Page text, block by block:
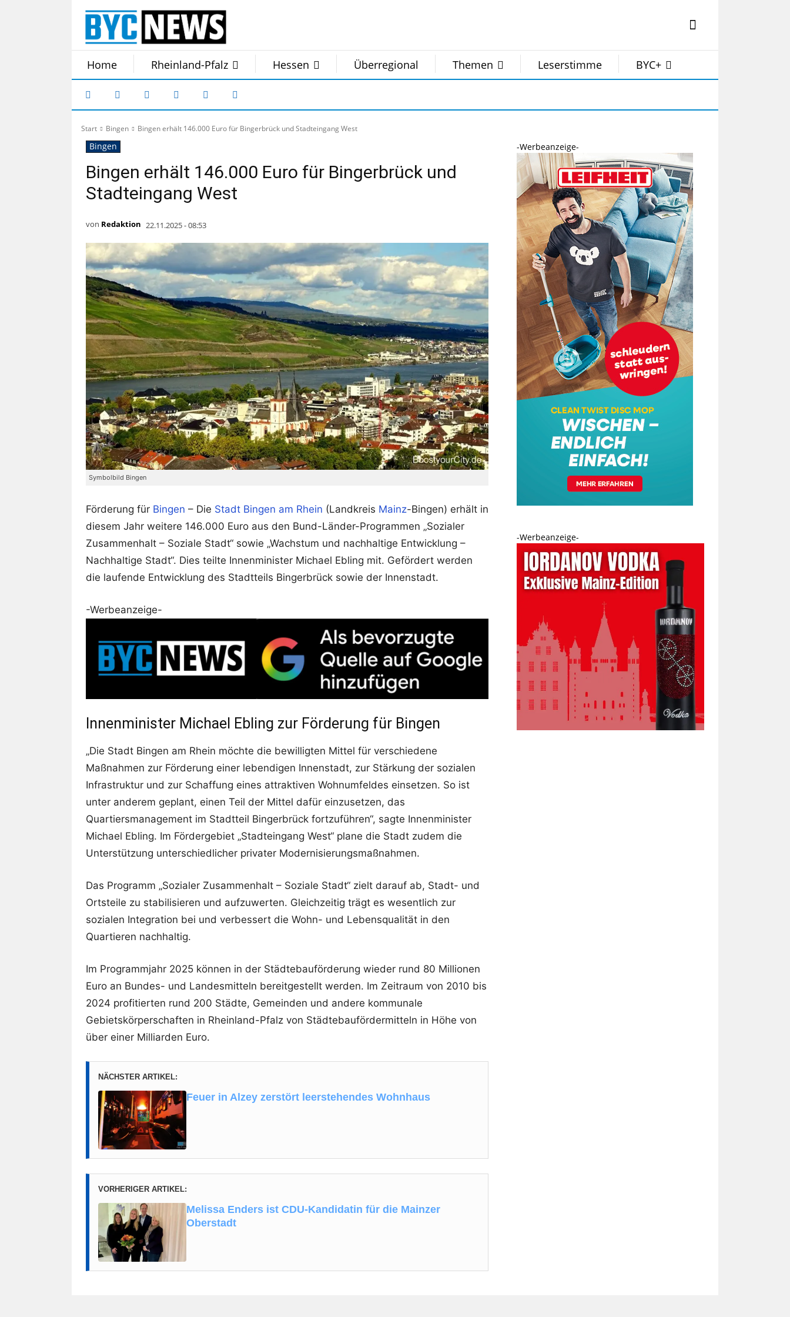
Home Rheinland-Pfalz Hessen Überregional Themen Leserstimme BYC+
Start Bingen Bingen erhält 146.000 Euro für Bingerbrück und Stadteingang West
Bingen
Bingen erhält 146.000 Euro für Bingerbrück und
Stadteingang West
von Redaktion 22.11.2025 - 08:53
Symbolbild Bingen
Förderung für Bingen – Die Stadt Bingen am Rhein (Landkreis Mainz-Bingen) erhält in
diesem Jahr weitere 146.000 Euro aus den Bund-Länder-Programmen „Sozialer
Zusammenhalt – Soziale Stadt“ sowie „Wachstum und nachhaltige Entwicklung –
Nachhaltige Stadt“. Dies teilte Innenminister Michael Ebling mit. Gefördert werden
die laufende Entwicklung des Stadtteils Bingerbrück sowie der Innenstadt.
-Werbeanzeige-
Innenminister Michael Ebling zur Förderung für Bingen
„Die Stadt Bingen am Rhein möchte die bewilligten Mittel für verschiedene
Maßnahmen zur Förderung einer lebendigen Innenstadt, zur Stärkung der sozialen
Infrastruktur und zur Schaffung eines attraktiven Wohnumfeldes einsetzen. So ist
unter anderem geplant, einen Teil der Mittel dafür einzusetzen, das
Quartiersmanagement im Stadtteil Bingerbrück fortzuführen“, sagte Innenminister
Michael Ebling. Im Fördergebiet „Stadteingang West“ plane die Stadt zudem die
Unterstützung unterschiedlicher privater Modernisierungsmaßnahmen.
Das Programm „Sozialer Zusammenhalt – Soziale Stadt“ zielt darauf ab, Stadt- und
Ortsteile zu stabilisieren und aufzuwerten. Gleichzeitig trägt es wesentlich zur
sozialen Integration bei und verbessert die Wohn- und Lebensqualität in den
Quartieren nachhaltig.
Im Programmjahr 2025 können in der Städtebauförderung wieder rund 80 Millionen
Euro an Bundes- und Landesmitteln bereitgestellt werden. Im Zeitraum von 2010 bis
2024 profitierten rund 200 Städte, Gemeinden und andere kommunale
Gebietskörperschaften in Rheinland-Pfalz von Städtebaufördermitteln in Höhe von
über einer Milliarden Euro.
NÄCHSTER ARTIKEL:
Feuer in Alzey zerstört leerstehendes Wohnhaus
VORHERIGER ARTIKEL:
Melissa Enders ist CDU-Kandidatin für die Mainzer
Oberstadt
-Werbeanzeige-
-Werbeanzeige-